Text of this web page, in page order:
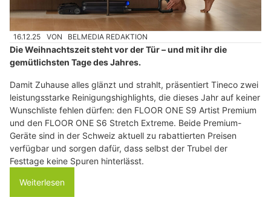
16.12.25 VON BELMEDIA REDAKTION
Die Weihnachtszeit steht vor der Tür – und mit ihr die
gemütlichsten Tage des Jahres.
Damit Zuhause alles glänzt und strahlt, präsentiert Tineco zwei
leistungsstarke Reinigungshighlights, die dieses Jahr auf keiner
Wunschliste fehlen dürfen: den FLOOR ONE S9 Artist Premium
und den FLOOR ONE S6 Stretch Extreme. Beide Premium-
Geräte sind in der Schweiz aktuell zu rabattierten Preisen
verfügbar und sorgen dafür, dass selbst der Trubel der
Festtage keine Spuren hinterlässt.
Weiterlesen